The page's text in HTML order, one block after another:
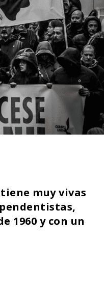
muy vivas
1960 y con un